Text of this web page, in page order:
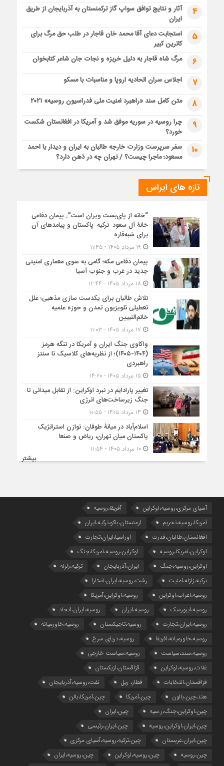
4
آثار و نتایج توافق سواپ گاز ترکمنستان به آذربایجان از طریق
ایران
5
استجابت دعای آقا محمد خان قاجار در طلب حق مرگ برای
کاترین کبیر
6 مرگ شاه قاجار به دلیل خربزه و نجات جان شاعر کتابخوان
7 اجلاس سران اتحادیه اروپا و مناسبات با مسکو
8 متن کامل سند «راهبرد امنیت ملی فدراسیون روسیه» ۲۰۲۱
9
چرا روسیه در سوریه موفق شد و آمریکا در افغانستان شکست
خورد؟
10
سفر سرپرست وزارت خارجه طالبان به ایران و دیدار با احمد
مسعود؛ ماجرا چیست؟ / تهران چه در ذهن دارد؟
تازه های ایراس
“خانه از پای‌بست ویران است”: پیمان دفاعی
خانۀ آل سعود–ترکیه–پاکستان و پیامدهای آن
برای شبه‌قاره
پیمان دفاعی مکه؛ گامی به سوی معماری امنیتی
جدید در غرب و جنوب آسیا
تلاش طالبان برای یکدست سازی مذهبی؛ علل
تعطیلی تلویزیون تمدن و حوزه علمیه
خاتم‌النبیین
واکاوی جنگ ایران و آمریکا در تنگه هرمز
(۱۴۰۴-۱۴۰۵)؛ از نظریه‌های کلاسیک تا سنتز
راهبردی
۱۵ مرداد ۱۴۰۵ - ۱۴:۲۰
تغییر پارادایم در نبرد اوکراین: از تقابل میدانی تا
جنگ زیرساخت‌های انرژی
اسلام‌آباد در میانۀ طوفان: توازن استراتژیک
پاکستان میان تهران، ریاض و صنعا
۱۰ مرداد ۱۴۰۵ - ۱۱:۵۴
بیشتر
آسیای مرکزی،روسیه،اوکراین
آفریقا،روسیه
آمریکا،روسیه،تحریم
ارمنستان،باکو،ترکیه،ایران
افغانستان،طالبان،قدرت
اوراسیا،ایران،تجارت
اوکراین،آمریکا،روسیه
اوکراین،روسیه،آمریکا،جنگ
اوکراین،روسیه،جنگ
ایران،آذربایجان
ترکیه،زلزله
ترکیه،زلزله،امنیت
رشت،روسیه،ایران،آستارا
روسیه،اعراب،اوکراین
روسیه،اوکراین،آمریکا
روسیه،ایبورسک
روسیه،ایران
روسیه،ایران،اتحاد
روسیه،ایران،تجارت
روسیه،تاجیکستان
روسیه،خاورمیانه
روسیه،خاورمیانه،آفریقا
روسیه،دریای سرخ
روسیه،سند،سیاست
روسیه،سیاست خارجی
غلات،روسیه،اوکراین
قزاقستان،ازبکستان
قزاقستان،انتخابات
قطار، ریل
نفت،روسیه،آذربایجان
هند،چین،بالون
چین،آمریکا
چین،آمریکا،بالن
چین،اوکراین،جنگ،ر.سیه
چین،ایران
چین،ایران،اوکراین،روسیه
چین،ایران،رئیسی
چین،ایران،عربستان
چین،ترکیه،روسیه،آسیای مرکزی
چین،روسیه
چین،روسیه،اوکراین
چین،روسیه،ایران